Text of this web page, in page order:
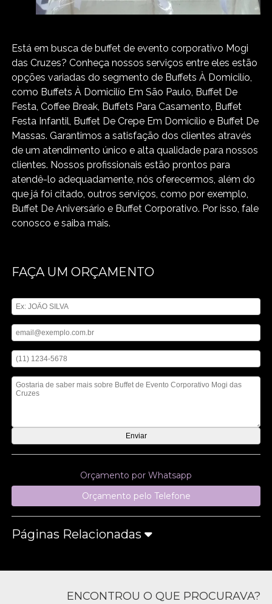
Está em busca de buffet de evento corporativo Mogi
das Cruzes? Conheça nossos serviços entre eles estão
opções variadas do segmento de Buffets À Domicilío,
como Buffets À Domicilío Em São Paulo, Buffet De
Festa, Coffee Break, Buffets Para Casamento, Buffet
Festa Infantil, Buffet De Crepe Em Domicílio e Buffet De
Massas. Garantimos a satisfação dos clientes através
de um atendimento único e alta qualidade para nossos
clientes. Nossos profissionais estão prontos para
atendê-lo adequadamente, nós oferecermos, além do
que já foi citado, outros serviços, como por exemplo,
Buffet De Aniversário e Buffet Corporativo. Por isso, fale
conosco e saiba mais.
FAÇA UM ORÇAMENTO
Orçamento por Whatsapp
Orçamento pelo Telefone
Páginas Relacionadas
ENCONTROU O QUE PROCURAVA?